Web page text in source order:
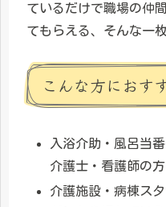
ているだけで職場の仲
てもらえる、そんな一枚
こんな方におす
入浴介助・風呂当
介護士・看護師の方
介護施設・病棟ス